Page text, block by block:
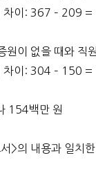
차이: 367 – 209 =
원이 없을 때와 직
차이: 304 – 150 =
154백만 원
>의 내용과 일치한